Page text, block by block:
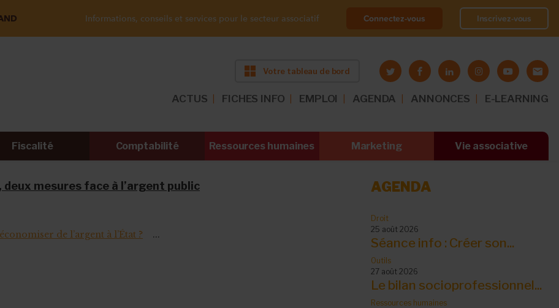
Informations, conseils et services pour le secteur associatif Connectez-vous Inscrivez-vous
Votre tableau de bord
ACTUS FICHES INFO EMPLOI AGENDA ANNONCES E-LEARNING
Fiscalité Comptabilité Ressources humaines Marketing Vie associative
mesures face à l’argent public
de l’argent à l’État ? ...
AGENDA
Droit
25 août 2026
Séance info : Créer son...
Outils
27 août 2026
Le bilan socioprofessionnel...
Ressources humaines